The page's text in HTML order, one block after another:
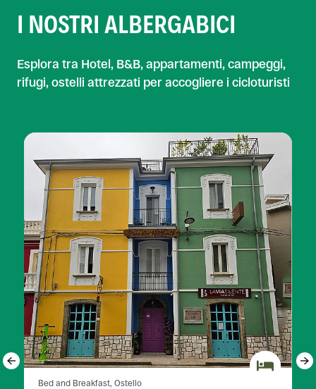
I NOSTRI ALBERGABICI
Esplora tra Hotel, B&B, appartamenti, campeggi,
rifugi, ostelli attrezzati per accogliere i cicloturisti
Bed and Breakfast, Ostello